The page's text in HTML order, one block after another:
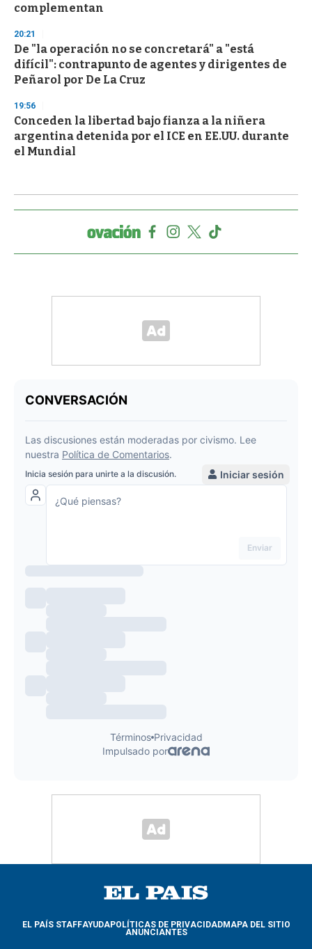
complementan
20:21
De "la operación no se concretará" a "está
difícil": contrapunto de agentes y dirigentes de
Peñarol por De La Cruz
19:56
Conceden la libertad bajo fianza a la niñera
argentina detenida por el ICE en EE.UU. durante
el Mundial
EL PAÍS STAFFAYUDAPOLÍTICAS DE PRIVACIDADMAPA DEL SITIO
ANUNCIANTES